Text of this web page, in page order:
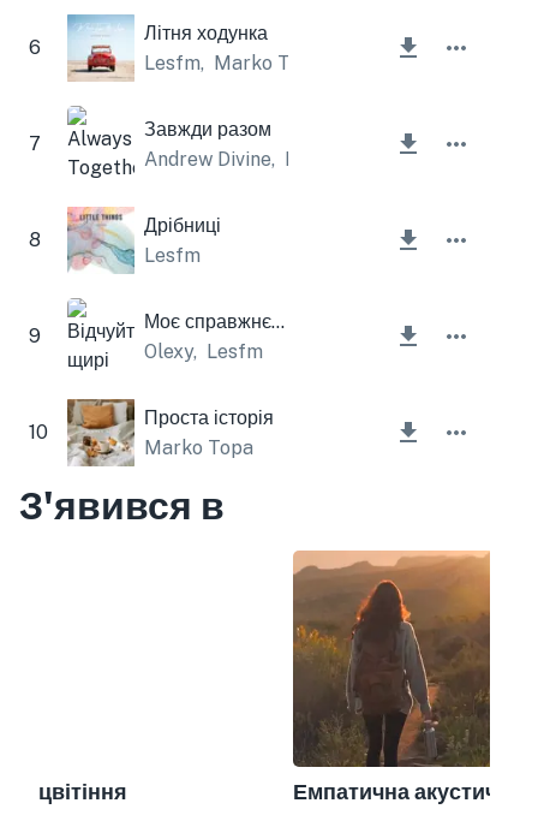
6
Літня ходунка
Lesfm, Marko Topa
7
Завжди разом
Andrew Divine, Lesfm
8
Дрібниці
Lesfm
9
Моє справжнє місце
Olexy, Lesfm
10
Проста історія
Marko Topa
З'явився в
цвітіння
Емпатична акустична